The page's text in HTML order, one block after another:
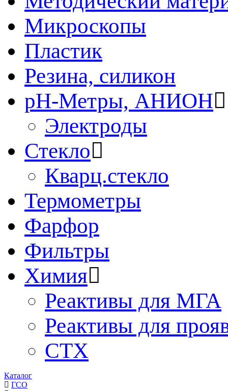
Микроскопы
Пластик
Резина, силикон
рН-Метры, АНИОН
Электроды
Стекло
Кварц.стекло
Термометры
Фарфор
Фильтры
Химия
Реактивы для МГА
Реактивы для
СТХ
Каталог
ГСО